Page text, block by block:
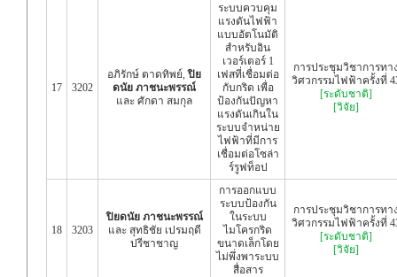
17 3202
อภิรักษ์ ตาดทิพย์,ปิย
ดนัย ภาชนะพรรณ์
และ ศักดา สมกุล
ระบบควบคุม
แรงดันไฟฟ้า
แบบอัตโนมัติ
สำหรับอิน
เวอร์เตอร์ 1
เฟสที่เชื่อมต่อ
กับกริด เพื่อ
ป้องกันปัญหา
แรงดันเกินใน
ระบบจำหน่าย
ไฟฟ้าที่มีการ
เชื่อมต่อโซล่า
ร์รูฟท็อป
การประชุมวิชาการทา
วิศวกรรมไฟฟ้าครั้งที่
[ระดับชาติ]
[วิจัย]
18 3203
ปิยดนัย ภาชนะพรรณ์
และ สุทธิชัย เปรมฤดี
ปรีชาชาญ
การออกแบบ
ระบบป้องกัน
ในระบบ
ไมโครกริด
ขนาดเล็กโดย
ไม่พึ่งพาระบบ
สื่อสาร
การประชุมวิชาการทา
วิศวกรรมไฟฟ้าครั้งที่
[ระดับชาติ]
[วิจัย]